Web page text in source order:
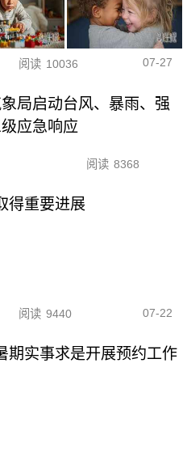
阅读 10036 07-27
局启动台风、暴雨、强
应急响应
阅读 8368
得重要进展
阅读 9440 07-22
期实事求是开展预约工作